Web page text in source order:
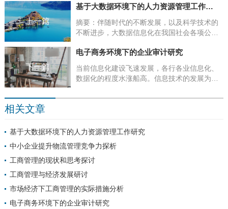
上一篇
基于大数据环境下的人力资源管理工作研究
摘要：伴随时代的不断发展，以及科学技术的
不断进步，大数据信息化在我国社会各项公共
资源管理工作既是企业竞争力的基础，也是
企...
下一篇
电子商务环境下的企业审计研究
当前信息化建设飞速发展，各行各业信息化、
数据化的程度水涨船高。信息技术的发展为建
台，电子商务应运而生。电子商务环境下的企
相关文章
基于大数据环境下的人力资源管理工作研究
中小企业提升物流管理竞争力探析
工商管理的现状和思考探讨
工商管理与经济发展研讨
市场经济下工商管理的实际措施分析
电子商务环境下的企业审计研究